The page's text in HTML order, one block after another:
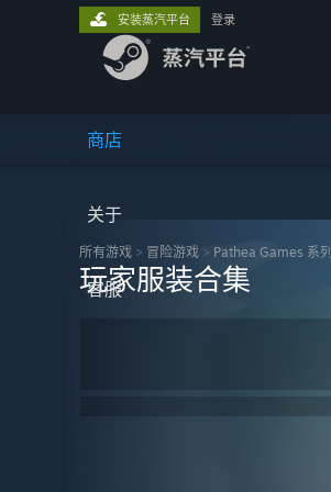
商店
关于
客服
安装蒸汽平台 登录
所有游戏 > 冒险‎游戏 > Pathea Games 系列
玩家服装合集